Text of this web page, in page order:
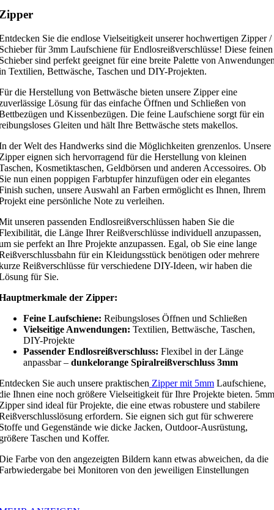
Sie die endlose Vielseitigkeit unserer hochwertigen Zipper /
für 3mm Laufschiene für Endlosreißverschlüsse! Diese feinen
sind perfekt geeignet für eine breite Palette von
Textilien, Bettwäsche, Taschen und DIY-Projekten.
die Herstellung von Bettwäsche bieten unsere Zipper eine
Lösung für das einfache Öffnen und Schließen von
und Kissenbezügen. Die feine Laufschiene sorgt für ein
Gleiten und hält Ihre Bettwäsche stets makellos.
der Welt des Handwerks sind die Möglichkeiten grenzenlos. Unsere
eignen sich hervorragend für die Herstellung von kleinen
Kosmetiktaschen, Geldbörsen und anderen Accessoires. Ob
nun einen poppigen Farbtupfer hinzufügen oder ein elegantes
suchen, unsere Auswahl an Farben ermöglicht es Ihnen, Ihrem
eine persönliche Note zu verleihen.
unseren passenden Endlosreißverschlüssen haben Sie die
die Länge Ihrer Reißverschlüsse individuell anzupassen,
sie perfekt an Ihre Projekte anzupassen. Egal, ob Sie eine lange
für ein Kleidungsstück benötigen oder mehrere
Reißverschlüsse für verschiedene DIY-Ideen, wir haben die
für Sie.
der Zipper:
Feine Laufschiene: Reibungsloses Öffnen und Schließen
Vielseitige Anwendungen: Textilien, Bettwäsche, Taschen,
DIY-Projekte
Passender Endlosreißverschluss: Flexibel in der Länge
anpassbar – dunkelorange Spiralreißverschluss 3mm
Sie auch unsere praktischen Zipper mit 5mm Laufschiene,
Ihnen eine noch größere Vielseitigkeit für Ihre Projekte bieten. 5mm
sind ideal für Projekte, die eine etwas robustere und stabilere
erfordern. Sie eignen sich gut für schwerere
und Gegenstände wie dicke Jacken, Outdoor-Ausrüstung,
Taschen und Koffer.
Farbe von den angezeigten Bildern kann etwas abweichen, da die
bei Monitoren von den jeweiligen Einstellungen